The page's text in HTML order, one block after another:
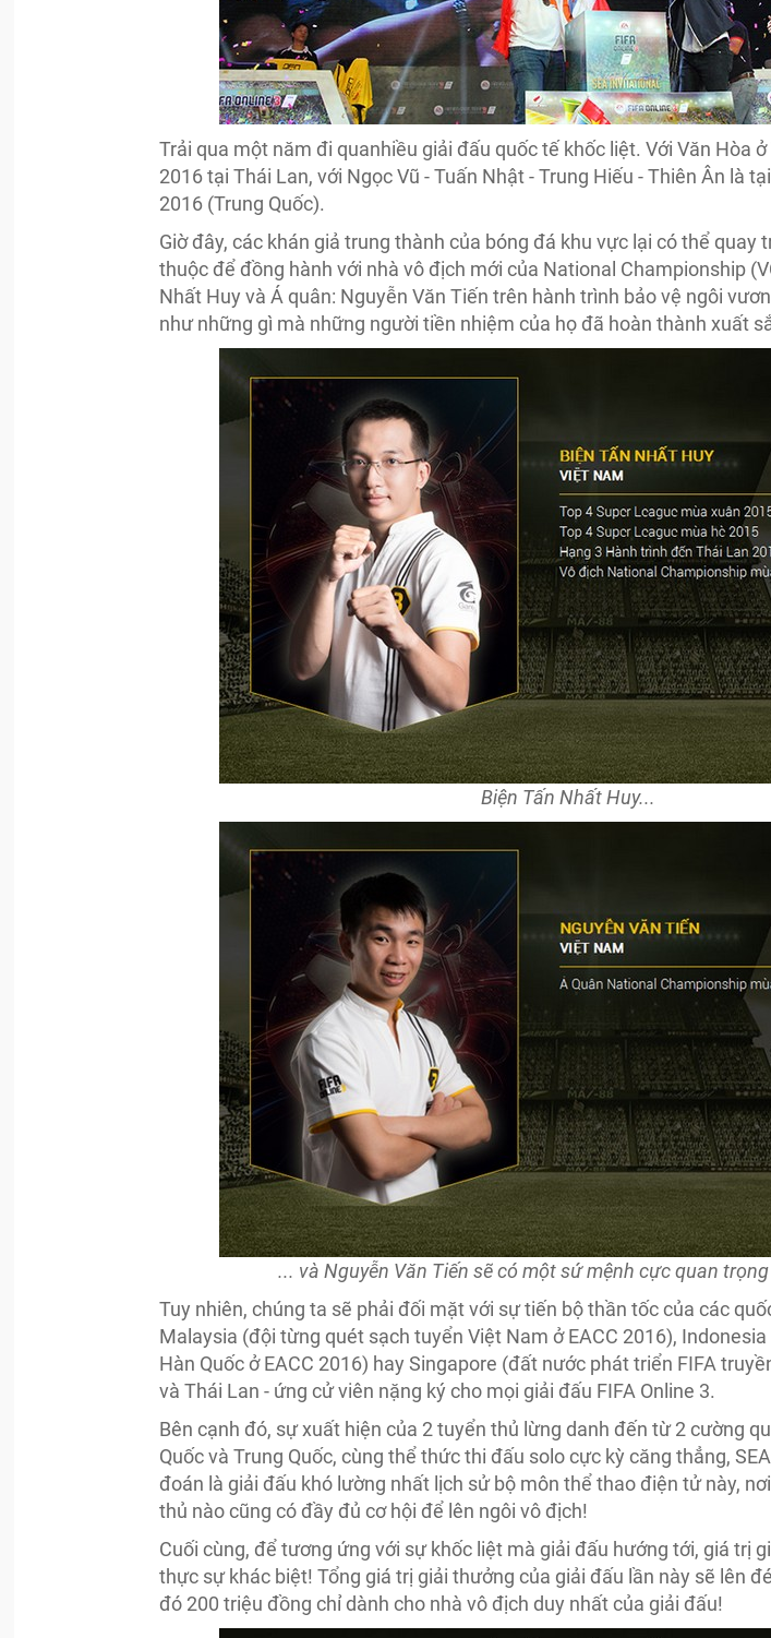
Trải qua một năm đi quanhiều giải đấu quốc tế khốc liệt. Với Văn Hòa
2016 tại Thái Lan, với Ngọc Vũ - Tuấn Nhật - Trung Hiếu - Thiên Ân là
2016 (Trung Quốc).
Giờ đây, các khán giả trung thành của bóng đá khu vực lại có thể quay
thuộc để đồng hành với nhà vô địch mới của National Championship
Nhất Huy và Á quân: Nguyễn Văn Tiến trên hành trình bảo vệ ngôi
như những gì mà những người tiền nhiệm của họ đã hoàn thành xuất
Biện Tấn Nhất Huy...
... và Nguyễn Văn Tiến sẽ có một sứ mệnh cực quan
Tuy nhiên, chúng ta sẽ phải đối mặt với sự tiến bộ thần tốc của các
Malaysia (đội từng quét sạch tuyển Việt Nam ở EACC 2016),
Hàn Quốc ở EACC 2016) hay Singapore (đất nước phát triển FIFA
và Thái Lan - ứng cử viên nặng ký cho mọi giải đấu FIFA Online 3.
Bên cạnh đó, sự xuất hiện của 2 tuyển thủ lừng danh đến từ 2 cường
Quốc và Trung Quốc, cùng thể thức thi đấu solo cực kỳ căng thẳng,
đoán là giải đấu khó lường nhất lịch sử bộ môn thể thao điện tử này,
thủ nào cũng có đầy đủ cơ hội để lên ngôi vô địch!
Cuối cùng, để tương ứng với sự khốc liệt mà giải đấu hướng tới, giá trị
thực sự khác biệt! Tổng giá trị giải thưởng của giải đấu lần này sẽ lên
đó 200 triệu đồng chỉ dành cho nhà vô địch duy nhất của giải đấu!